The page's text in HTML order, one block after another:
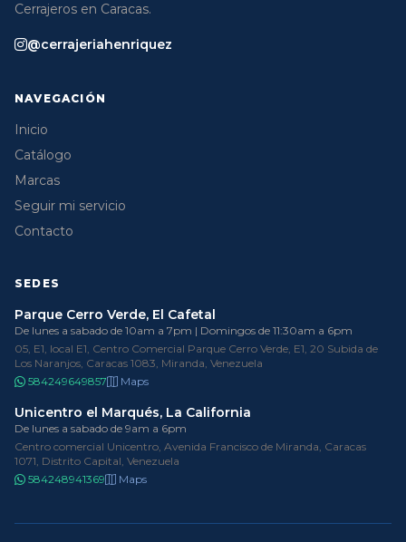
Cerrajeros en Caracas.
@cerrajeriahenriquez
NAVEGACIÓN
Inicio
Catálogo
Marcas
Seguir mi servicio
Contacto
SEDES
Parque Cerro Verde, El Cafetal
De lunes a sabado de 10am a 7pm | Domingos de 11:30am a 6pm
05, E1, local E1, Centro Comercial Parque Cerro Verde, E1, 20 Subida de
Los Naranjos, Caracas 1083, Miranda, Venezuela
584249649857
Maps
Unicentro el Marqués, La California
De lunes a sabado de 9am a 6pm
Centro comercial Unicentro, Avenida Francisco de Miranda, Caracas
1071, Distrito Capital, Venezuela
584248941369
Maps